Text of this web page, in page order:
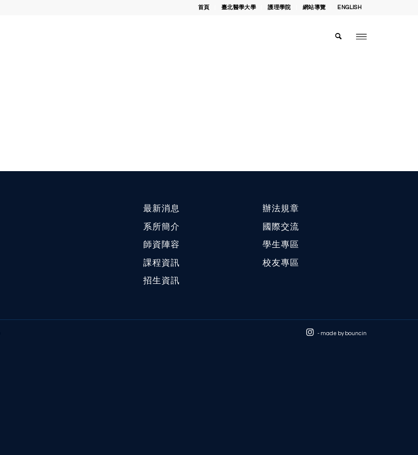
首頁 臺北醫學大學 護理學院 網站導覽 ENGLISH
最新消息
系所簡介
師資陣容
課程資訊
招生資訊
辦法規章
國際交流
學生專區
校友專區
- made by bouncin